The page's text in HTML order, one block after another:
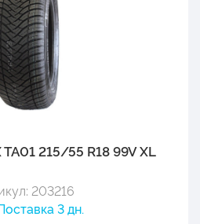
215/55 R18 99V XL
203216
3 дн.